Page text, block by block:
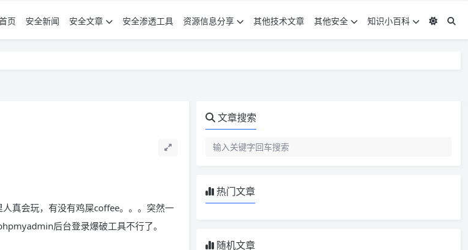
页 安全新闻 安全文章 安全渗透工具 资源信息分享 其他技术文章 其他安全 知识小百科
真会玩，有没有鸡屎coffee。。。突然一
后台登录爆破工具不行了。
文章搜索
热门文章
随机文章